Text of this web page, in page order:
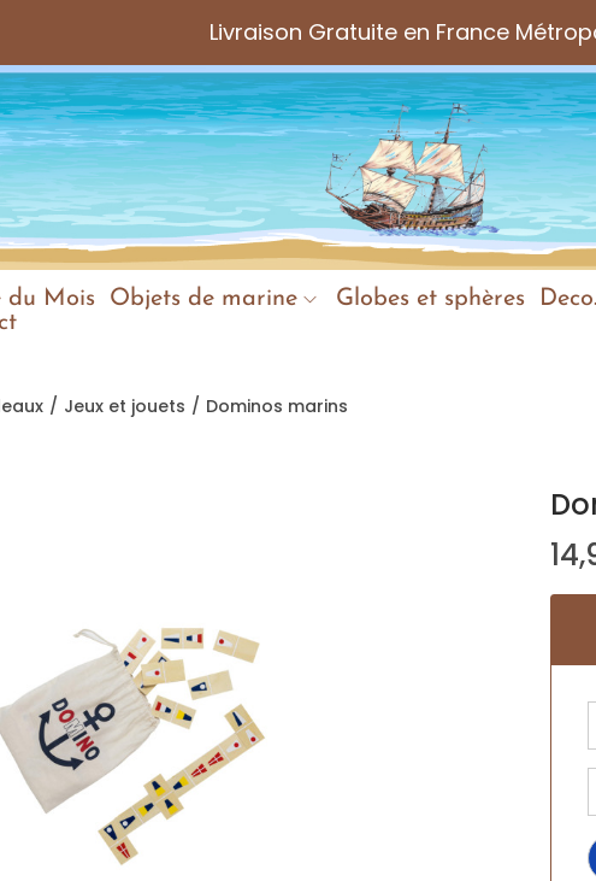
Livraison Gratuite en France
du Mois Objets de marine Globes et sphères
/ Jeux et jouets / Dominos marins